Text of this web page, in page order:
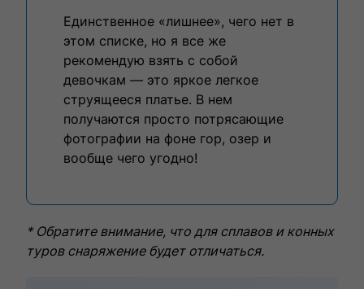
Единственное «лишнее», чего нет в
этом списке, но я все же
рекомендую взять с собой
девочкам — это яркое легкое
струящееся платье. В нем
получаются просто потрясающие
фотографии на фоне гор, озер и
вообще чего угодно!
* Обратите внимание, что для сплавов и конных
туров снаряжение будет отличаться.